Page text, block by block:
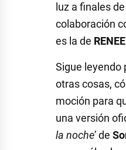
luz a finales
colaboración
es la de RENEE
Sigue leyendo
otras cosas,
moción para
una versión
la noche’de